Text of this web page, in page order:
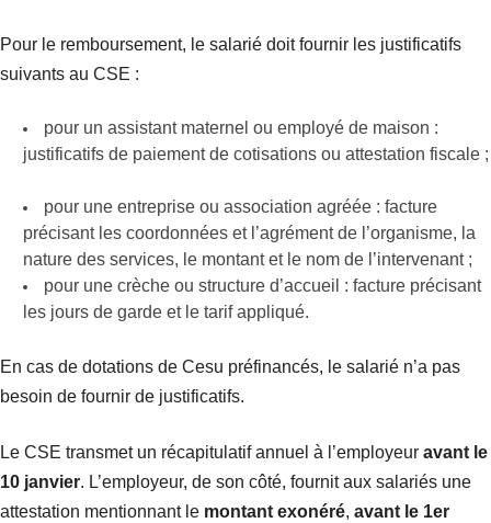
Pour le remboursement, le salarié doit fournir les justificatifs
suivants au CSE :
pour un assistant maternel ou employé de maison :
justificatifs de paiement de cotisations ou attestation fiscale ;
pour une entreprise ou association agréée : facture
précisant les coordonnées et l’agrément de l’organisme, la
nature des services, le montant et le nom de l’intervenant ;
pour une crèche ou structure d’accueil : facture précisant
les jours de garde et le tarif appliqué.
En cas de dotations de Cesu préfinancés, le salarié n’a pas
besoin de fournir de justificatifs.
Le CSE transmet un récapitulatif annuel à l’employeur avant le
10 janvier. L’employeur, de son côté, fournit aux salariés une
attestation mentionnant le montant exonéré, avant le 1er